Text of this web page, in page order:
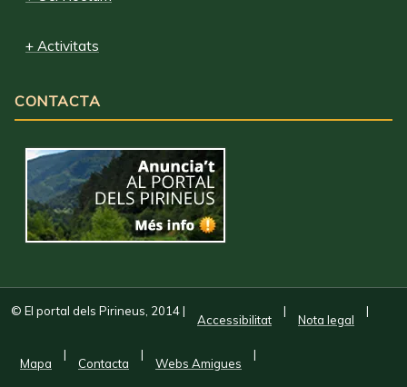
+ Activitats
CONTACTA
© El portal dels Pirineus, 2014|
Accessibilitat
|
Nota legal
|
Mapa
|
Contacta
|
Webs Amigues
|